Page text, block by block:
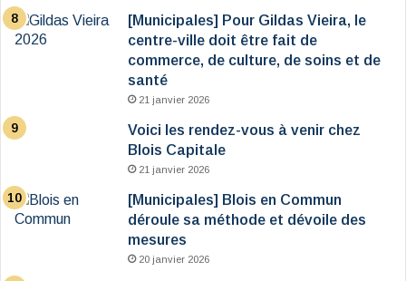
[Municipales] Pour Gildas Vieira, le
centre-ville doit être fait de
commerce, de culture, de soins et de
santé
21 janvier 2026
Voici les rendez-vous à venir chez
Blois Capitale
21 janvier 2026
[Municipales] Blois en Commun
déroule sa méthode et dévoile des
mesures
20 janvier 2026